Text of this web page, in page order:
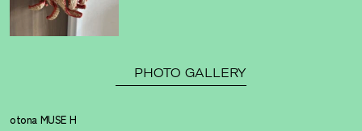
PHOTO GALLERY
otona MUSE H